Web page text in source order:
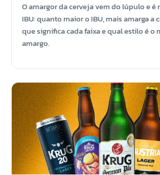
O amargor da cerveja vem do lúpulo e é
IBU: quanto maior o IBU, mais amarga a
que significa cada faixa e qual estilo é o
amargo.